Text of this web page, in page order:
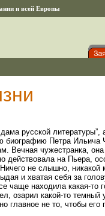
и всей Европы
русской литературы”,
Петра Ильича
Вечная чужестранка,
на Пьера,
не слышно,
и хватая себя за
чаще находила какая-то
озарил какой-то
главное не то, чтобы